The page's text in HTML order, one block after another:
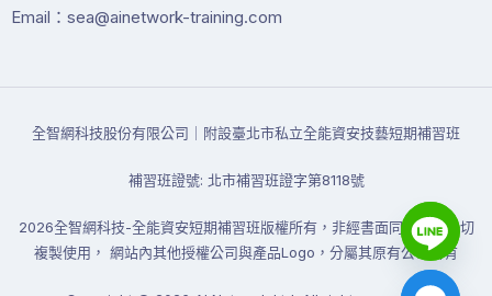
Email：sea@ainetwork-training.com
全智網科技股份有限公司｜附設臺北市私立全能資安技藝短期補習班
補習班證號: 北市補習班證字第8118號
2026全智網科技-全能資安短期補習班版權所有，非經書面同意禁止一切
複製使用， 網站內其他授權公司與產品Logo，分屬其原有公司所有